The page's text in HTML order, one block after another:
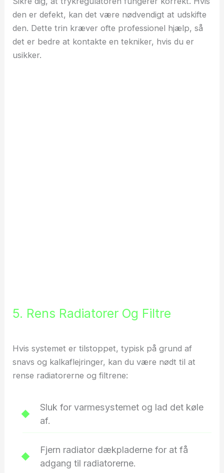
den er defekt, kan det være nødvendigt at udskifte
den. Dette trin kræver ofte professionel hjælp, så
det er bedre at kontakte en tekniker, hvis du er
usikker.
5. Rens Radiatorer Og Filtre
Hvis systemet er tilstoppet, typisk på grund af
snavs og kalkaflejringer, kan du være nødt til at
rense radiatorerne og filtrene:
Sluk for varmesystemet og lad det køle
af.
Fjern radiator dækpladerne for at få
adgang til radiatorerne.